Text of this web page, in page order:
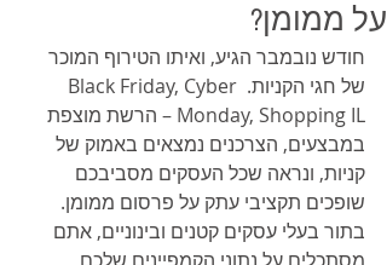
על ממומן?
חודש נובמבר הגיע, ואיתו הטירוף המוכר
של חגי הקניות. Black Friday, Cyber
Monday, Shopping IL – הרשת מוצפת
במבצעים, הצרכנים נמצאים באמוק של
קניות, ונראה שכל העסקים מסביבכם
שופכים תקציבי עתק על פרסום ממומן.
בתור בעלי עסקים קטנים ובינוניים, אתם